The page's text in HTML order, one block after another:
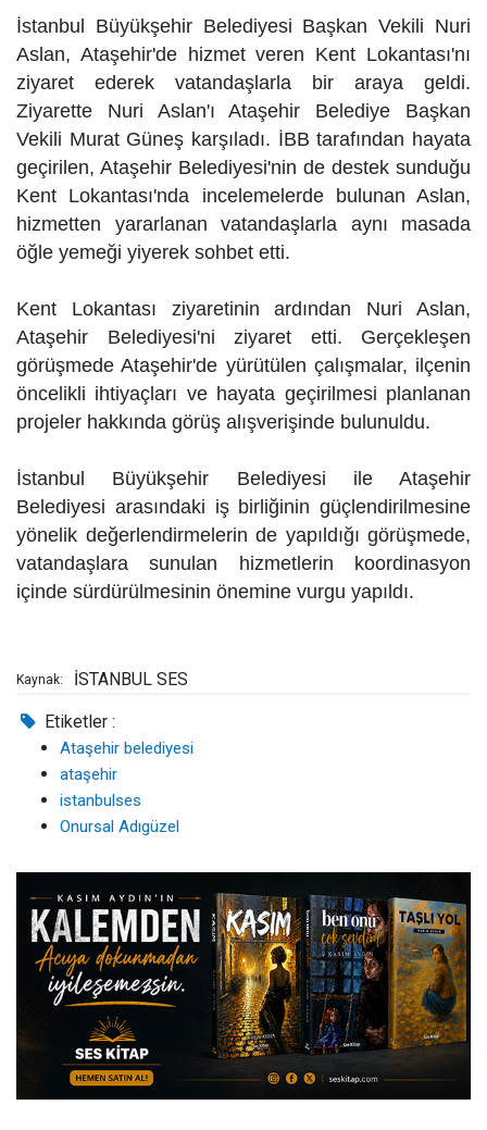
İstanbul Büyükşehir Belediyesi Başkan Vekili Nuri
Aslan, Ataşehir'de hizmet veren Kent Lokantası'nı
ziyaret ederek vatandaşlarla bir araya geldi.
Ziyarette Nuri Aslan'ı Ataşehir Belediye Başkan
Vekili Murat Güneş karşıladı. İBB tarafından hayata
geçirilen, Ataşehir Belediyesi'nin de destek sunduğu
Kent Lokantası'nda incelemelerde bulunan Aslan,
hizmetten yararlanan vatandaşlarla aynı masada
öğle yemeği yiyerek sohbet etti.
Kent Lokantası ziyaretinin ardından Nuri Aslan,
Ataşehir Belediyesi'ni ziyaret etti. Gerçekleşen
görüşmede Ataşehir'de yürütülen çalışmalar, ilçenin
öncelikli ihtiyaçları ve hayata geçirilmesi planlanan
projeler hakkında görüş alışverişinde bulunuldu.
İstanbul Büyükşehir Belediyesi ile Ataşehir
Belediyesi arasındaki iş birliğinin güçlendirilmesine
yönelik değerlendirmelerin de yapıldığı görüşmede,
vatandaşlara sunulan hizmetlerin koordinasyon
içinde sürdürülmesinin önemine vurgu yapıldı.
Kaynak: İSTANBUL SES
Etiketler :
Ataşehir belediyesi
ataşehir
istanbulses
Onursal Adıgüzel